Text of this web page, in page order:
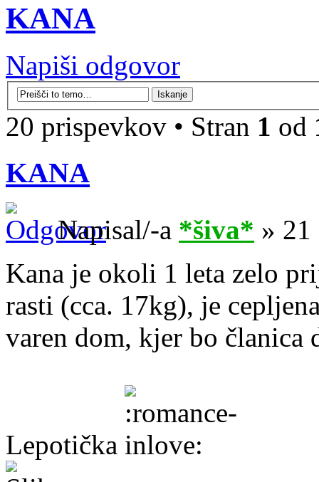
KANA
Napiši odgovor
20 prispevkov • Stran 1 od
KANA
Napisal/-a *šiva* »
Kana je okoli 1 leta zelo
rasti (cca. 17kg), je
varen dom, kjer bo članica
Lepotička